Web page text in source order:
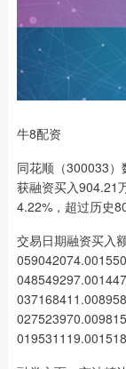
牛8配资
同花顺（300033
获融资买入904.21
4.22%，超过历史
交易日期融资买入